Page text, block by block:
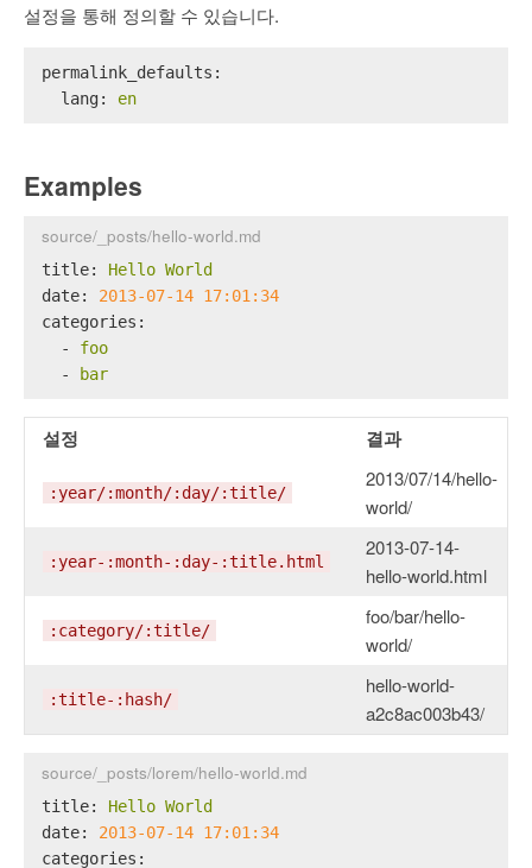
설정을 통해 정의할 수 있습니다.
permalink_defaults:
lang:
en
Examples
source/_posts/hello-world.md
title: Hello World
date:
2013-07-14 17:01:34
categories:
-
foo
-
bar
설정 결과
:year/:month/:day/:title/
2013/07/14/hello-
world/
:year-:month-:day-:title.html
2013-07-14-
hello-world.html
:category/:title/
foo/bar/hello-
world/
:title-:hash/
hello-world-
a2c8ac003b43/
source/_posts/lorem/hello-world.md
title: Hello World
date:
2013-07-14 17:01:34
categories: